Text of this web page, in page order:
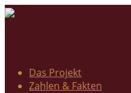
Das Projekt
Zahlen & Fakten